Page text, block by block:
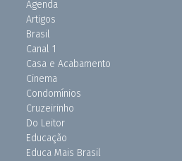
Agenda
Artigos
Brasil
Canal 1
Casa e Acabamento
Cinema
Condomínios
Cruzeirinho
Do Leitor
Educação
Educa Mais Brasil